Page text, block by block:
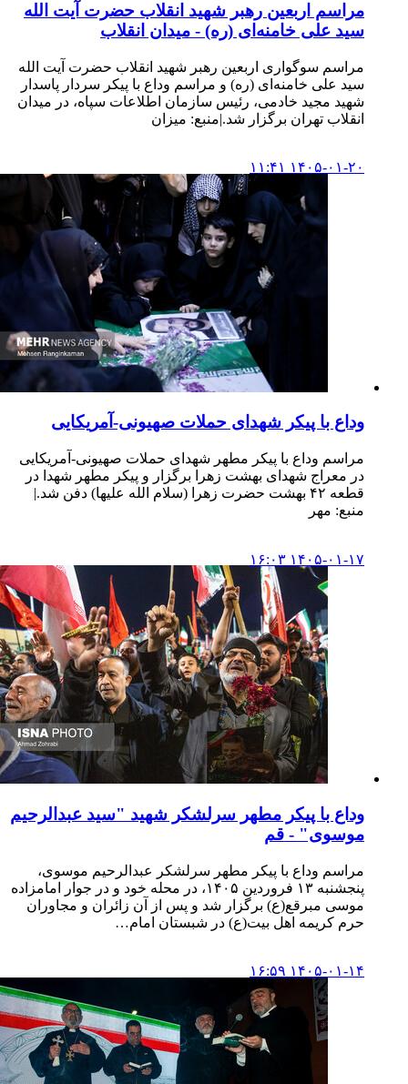
مراسم اربعین رهبر شهید انقلاب حضرت آیت الله
سید علی خامنه‌ای (ره) - میدان انقلاب
مراسم سوگواری اربعین رهبر شهید انقلاب حضرت آیت الله
سید علی خامنه‌ای (ره) و مراسم وداع با پیکر سردار پاسدار
شهید مجید خادمی، رئیس سازمان اطلاعات سپاه، در میدان
انقلاب تهران برگزار شد.|منبع: میزان
۱۴۰۵-۰۱-۲۰ ۱۱:۴۱
وداع با پیکر شهدای حملات صهیونی-آمریکایی
مراسم وداع با پیکر مطهر شهدای حملات صهیونی-آمریکایی
در معراج شهدای بهشت زهرا برگزار و پیکر مطهر شهدا در
قطعه ۴۲ بهشت حضرت زهرا (سلام الله علیها) دفن شد.|
منبع: مهر
۱۴۰۵-۰۱-۱۷ ۱۶:۰۳
وداع با پیکر مطهر سرلشکر شهید "سید عبدالرحیم
موسوی" - قم
مراسم وداع با پیکر مطهر سرلشکر عبدالرحیم موسوی،
پنجشنبه ۱۳ فروردین ۱۴۰۵، در محله خود و در جوار امامزاده
موسی مبرقع(ع) برگزار شد و پس از آن زائران و مجاوران
حرم کریمه اهل بیت(ع) در شبستان امام…
۱۴۰۵-۰۱-۱۴ ۱۶:۵۹